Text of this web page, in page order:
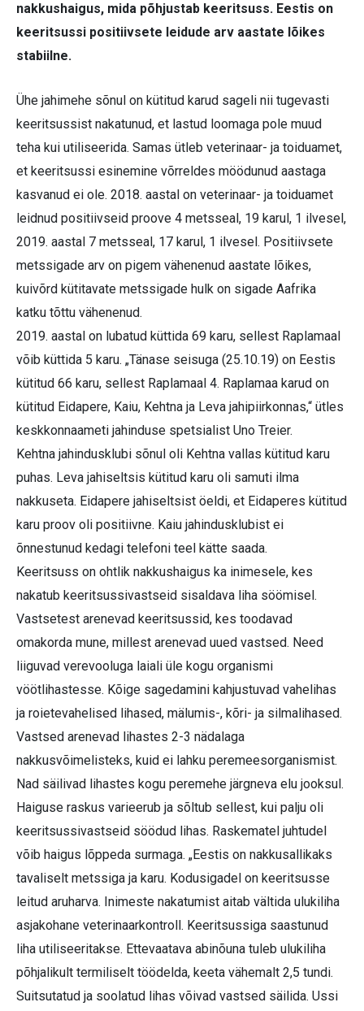
nakkushaigus, mida põhjustab keeritsuss. Eestis on
keeritsussi positiivsete leidude arv aastate lõikes
stabiilne.
Ühe jahimehe sõnul on kütitud karud sageli nii tugevasti
keeritsussist nakatunud, et lastud loomaga pole muud
teha kui utiliseerida. Samas ütleb veterinaar- ja toiduamet,
et keeritsussi esinemine võrreldes möödunud aastaga
kasvanud ei ole. 2018. aastal on veterinaar- ja toiduamet
leidnud positiivseid proove 4 metsseal, 19 karul, 1 ilvesel,
2019. aastal 7 metsseal, 17 karul, 1 ilvesel. Positiivsete
metssigade arv on pigem vähenenud aastate lõikes,
kuivõrd kütitavate metssigade hulk on sigade Aafrika
katku tõttu vähenenud.
2019. aastal on lubatud küttida 69 karu, sellest Raplamaal
võib küttida 5 karu. „Tänase seisuga (25.10.19) on Eestis
kütitud 66 karu, sellest Raplamaal 4. Raplamaa karud on
kütitud Eidapere, Kaiu, Kehtna ja Leva jahipiirkonnas,“ ütles
keskkonnaameti jahinduse spetsialist Uno Treier.
Kehtna jahindusklubi sõnul oli Kehtna vallas kütitud karu
puhas. Leva jahiseltsis kütitud karu oli samuti ilma
nakkuseta. Eidapere jahiseltsist öeldi, et Eidaperes kütitud
karu proov oli positiivne. Kaiu jahindusklubist ei
õnnestunud kedagi telefoni teel kätte saada.
Keeritsuss on ohtlik nakkushaigus ka inimesele, kes
nakatub keeritsussivastseid sisaldava liha söömisel.
Vastsetest arenevad keeritsussid, kes toodavad
omakorda mune, millest arenevad uued vastsed. Need
liiguvad verevooluga laiali üle kogu organismi
vöötlihastesse. Kõige sagedamini kahjustuvad vahelihas
ja roietevahelised lihased, mälumis-, kõri- ja silmalihased.
Vastsed arenevad lihastes 2-3 nädalaga
nakkusvõimelisteks, kuid ei lahku peremeesorganismist.
Nad säilivad lihastes kogu peremehe järgneva elu jooksul.
Haiguse raskus varieerub ja sõltub sellest, kui palju oli
keeritsussivastseid söödud lihas. Raskematel juhtudel
võib haigus lõppeda surmaga. „Eestis on nakkusallikaks
tavaliselt metssiga ja karu. Kodusigadel on keeritsusse
leitud aruharva. Inimeste nakatumist aitab vältida ulukiliha
asjakohane veterinaarkontroll. Keeritsussiga saastunud
liha utiliseeritakse. Ettevaatava abinõuna tuleb ulukiliha
põhjalikult termiliselt töödelda, keeta vähemalt 2,5 tundi.
Suitsutatud ja soolatud lihas võivad vastsed säilida. Ussi